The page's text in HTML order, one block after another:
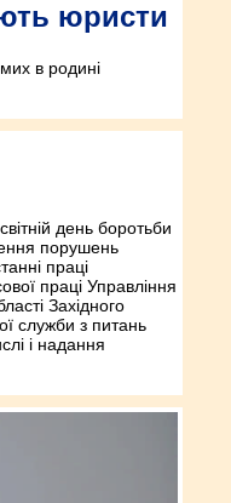
юристи
в родині
день боротьби
порушень
праці
праці Управління
Західного
служби з питань
і надання